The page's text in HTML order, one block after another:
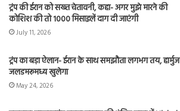
ट्रंप की ईरान को सख्त चेतावनी, कहा- अगर मुझे मारने की
कोशिश की तो 1000 मिसाइलें दाग दी जाएंगी
July 11, 2026
ट्रंप का बड़ा ऐलान- ईरान के साथ समझौता लगभग तय, हार्मुज
जलडमरूमध्य खुलेगा
May 24, 2026